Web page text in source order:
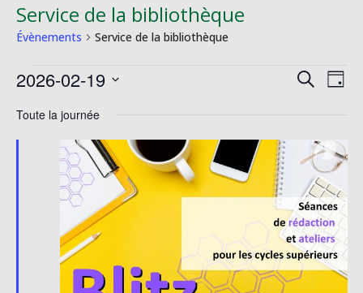
Service de la bibliothèque
Évènements Service de la bibliothèque
Évènements
19
février
2026
de
vues
Recherche
de
Jour
2026-02-19
une
date.
Toute la journée